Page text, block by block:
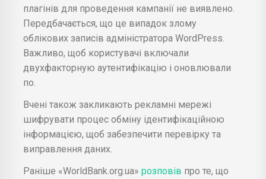
плагінів для проведення кампанії не виявлено.
Передбачається, що це випадок злому
облікових записів адміністратора WordPress.
Важливо, щоб користувачі включали
двухфакторную аутентифікацію і оновлювали
по.
Вчені також закликають рекламні мережі
шифрувати процес обміну ідентифікаційною
інформацією, щоб забезпечити перевірку та
виправлення даних.
Раніше «WorldBank.org.ua» розповів про те, що